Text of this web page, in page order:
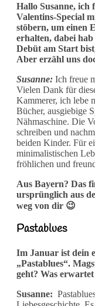
Hallo Susanne, ich
Valentins-Special
stöbern, um einen
erhalten, dabei hab
Debüt am Start
Aber erzähl uns
Susanne: Ich freue
Vielen Dank für
Kammerer, ich lebe
Bücher, ausgiebige
Nähmaschine. Die
schreiben und
beiden Kinder. Für
minimalistischen
fröhlichen und
Aus Bayern? Das
ursprünglich aus
weg von dir 😉
Pastablues
Im Januar ist dein
„Pastablues“.
geht? Was
Susanne: